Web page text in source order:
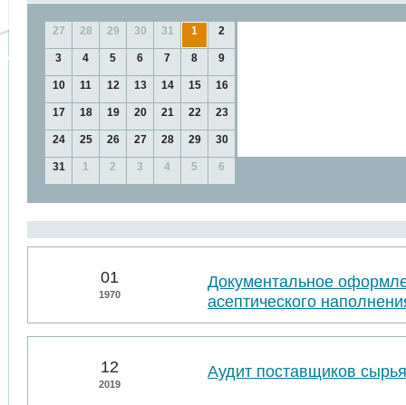
27 28 29 30 31 1 2
3 4 5 6 7 8 9
10 11 12 13 14 15 16
17 18 19 20 21 22 23
24 25 26 27 28 29 30
31 1 2 3 4 5 6
01
1970
Документальное
асептического
12
2019
Аудит поставщиков